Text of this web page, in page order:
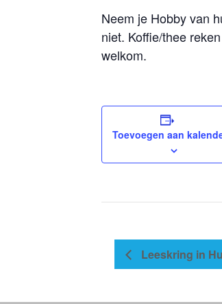
Neem je Hobby van
niet. Koffie/thee
welkom.
Toevoegen aan
Leeskring in